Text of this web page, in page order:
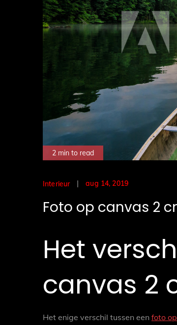
2 min to read
Interieur
Posted
aug 14, 2019
Foto op canvas 2
Het
canvas 2
Het enige verschil tussen een foto